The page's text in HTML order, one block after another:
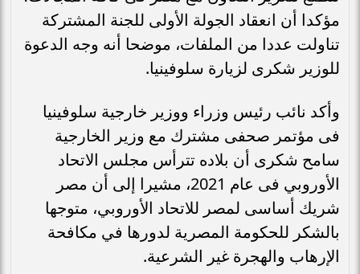
مؤكدا أن انعقاد الجولة الأولى للجنة المشتركة
تناولت عددا من الملفات، موضحا أنه وجه الدعوة
للوزير شكرى لزيارة سلوفينيا.
وأكد نائب رئيس وزراء ووزير خارجية سلوفينيا
فى مؤتمر صحفى مشترك مع وزير الخارجية
سامح شكرى أن بلاده تترأس مجلس الاتحاد
الأوروبي فى عام 2021، مشيرا إلى أن مصر
شريك أساسى لمصر للاتحاد الأوروبي، متوجها
بالشكر للحكومة المصرية لدورها في مكافحة
الإرهاب والهجرة غير الشرعية.